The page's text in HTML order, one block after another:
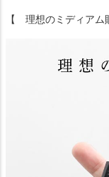
【 理想のミディア